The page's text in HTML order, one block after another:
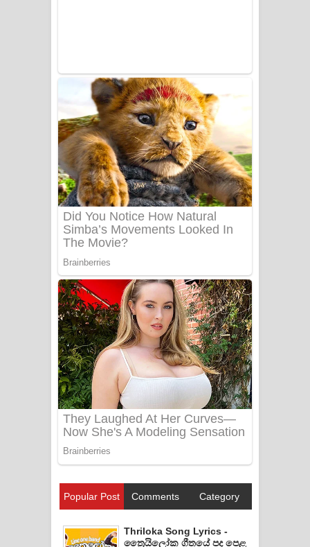
Popular Post Comments Category
Thriloka Song Lyrics -
ත්‍රෛයිලෝක ගීතයේ පද පෙළ